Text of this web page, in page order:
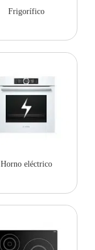
Frigorífico
Horno eléctrico